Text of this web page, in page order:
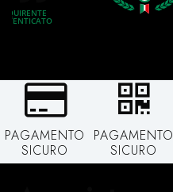
PAGAMENTO
SICURO
PAGAMENTO
SICURO